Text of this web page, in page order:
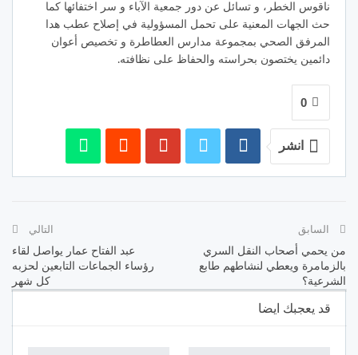
ناقوس الخطر، و تسائل عن دور جمعية الآباء و سر اختفائها كما
حث الجهات المعنية على تحمل المسؤولية في إصلاح عطب هدا
المرفق الصحي بمجموعة مدارس العطاطرة و تخصيص أعوان
دائمين يختصون بحراسته والحفاظ على نظافته.
0
انشر
السابق
من يحمي أصحاب النقل السري
بالزمامرة ويعطي لنشاطهم طابع
الشرعية؟
التالي
عبد الفتاح عمار يواصل لقاء
رؤساء الجماعات التابعين لحزبه
كل شهر
قد يعجبك ايضا